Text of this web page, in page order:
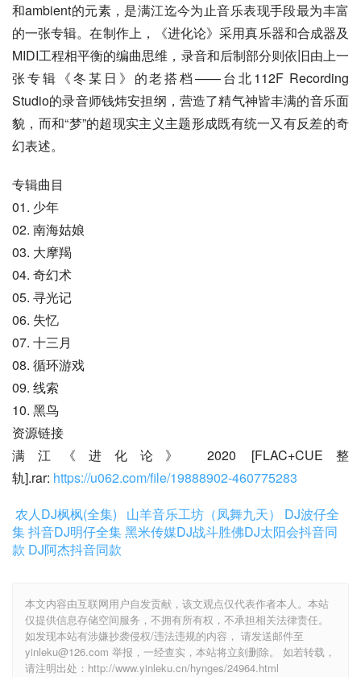
和ambient的元素，是满江迄今为止音乐表现手段最为丰富
的一张专辑。在制作上，《进化论》采用真乐器和合成器及
MIDI工程相平衡的编曲思维，录音和后制部分则依旧由上一
张专辑《冬某日》的老搭档——台北112F Recording
Studio的录音师钱炜安担纲，营造了精气神皆丰满的音乐面
貌，而和“梦”的超现实主义主题形成既有统一又有反差的奇
幻表述。
专辑曲目
01. 少年
02. 南海姑娘
03. 大摩羯
04. 奇幻术
05. 寻光记
06. 失忆
07. 十三月
08. 循环游戏
09. 线索
10. 黑鸟
资源链接
满江《进化论》 2020 [FLAC+CUE整
轨].rar: https://u062.com/file/19888902-460775283
农人DJ枫枫(全集)
山羊音乐工坊（凤舞九天）
DJ波仔全
集抖音DJ明仔全集黑米传媒DJ战斗胜佛DJ太阳会抖音同
款 DJ阿杰抖音同款
本文内容由互联网用户自发贡献，该文观点仅代表作者本人。本站
仅提供信息存储空间服务，不拥有所有权，不承担相关法律责任。
如发现本站有涉嫌抄袭侵权/违法违规的内容， 请发送邮件至
yinleku@126.com 举报，一经查实，本站将立刻删除。 如若转载，
请注明出处：http://www.yinleku.cn/hynges/24964.html